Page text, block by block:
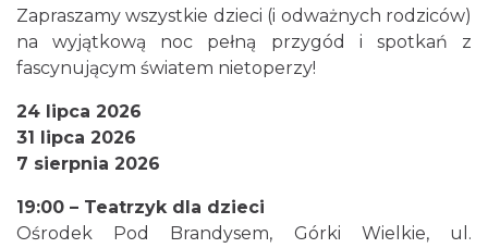
fascynujący świat nietoperzy
Górki Wielkie
0.16 km
Zapraszamy wszystkie dzieci (i odważnych rodziców)
na wyjątkową noc pełną przygód i spotkań z
fascynującym światem nietoperzy!
24 lipca 2026
31 lipca 2026
7 sierpnia 2026
19:00 – Teatrzyk dla dzieci
Ośrodek Pod Brandysem, Górki Wielkie, ul.